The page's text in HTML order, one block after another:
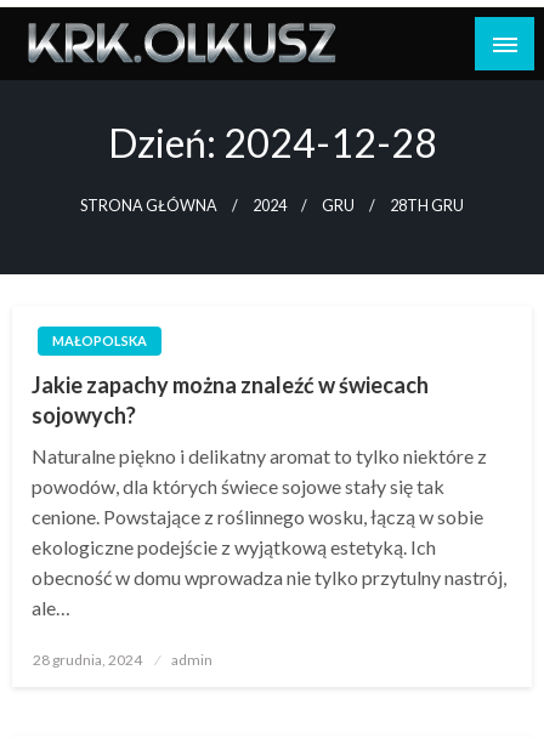
Skip
content
Dzień: 2024-12-28
STRONA GŁÓWNA 2024 GRU 28TH GRU
MAŁOPOLSKA
Jakie zapachy można znaleźć w świecach
sojowych?
Naturalne piękno i delikatny aromat to tylko niektóre z
powodów, dla których świece sojowe stały się tak
cenione. Powstające z roślinnego wosku, łączą w sobie
ekologiczne podejście z wyjątkową estetyką. Ich
obecność w domu wprowadza nie tylko przytulny nastrój,
ale…
Opublikowane
28 grudnia, 2024 admin